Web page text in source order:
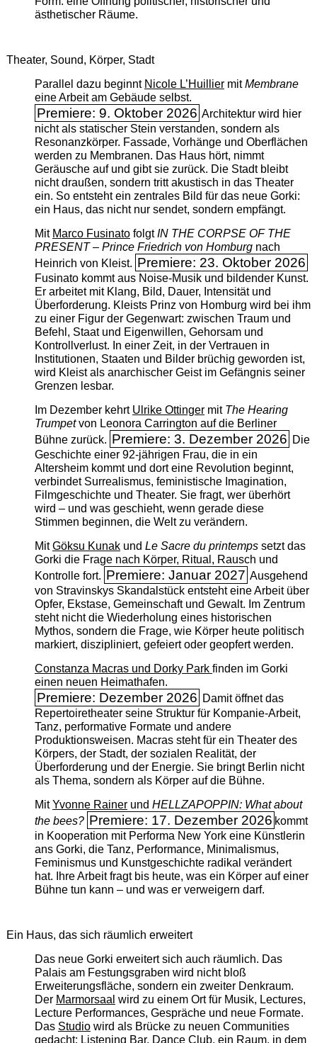
ästhetischer Räume.
Theater, Sound, Körper, Stadt
Parallel dazu beginnt Nicole L’Huilliermit ­Membrane
eine Arbeit am Gebäude selbst.
Premiere: 9. Oktober 2026 Architektur wird hier
nicht als statischer Stein verstanden, sondern als
Resonanzkörper. Fassade, Vorhänge und Oberflächen
werden zu Membranen. Das Haus hört, nimmt
Geräusche auf und gibt sie zurück. Die Stadt bleibt
nicht draußen, sondern tritt akustisch in das Theater
ein. So entsteht ein zentrales Bild für das neue Gorki:
ein Haus, das nicht nur sendet, sondern empfängt.
Mit Marco FusinatofolgtIN THE CORPSE OF THE
PRESENT – Prince Friedrich von Homburgnach
Heinrich von Kleist. Premiere: 23. Oktober 2026
Fusinato kommt aus Noise-Musik und bildender Kunst.
Er arbeitet mit Klang, Bild, Dauer, Intensität und
Überforderung. Kleists Prinz von Homburg wird bei ihm
zu einer Figur der Gegenwart: zwischen Traum und
Befehl, Staat und Eigenwillen, Gehorsam und
Kontrollverlust. In einer Zeit, in der Vertrauen in
Institutionen, Staaten und Bilder brüchig geworden ist,
wird Kleist als anarchischer Geist im Gefängnis seiner
Grenzen lesbar.
Im Dezember kehrt Ulrike Ottingermit The ­Hearing
Trumpetvon Leonora Carrington auf die Berliner
Bühne zurück. Premiere: 3. Dezember 2026 Die
Geschichte einer 92-jährigen Frau, die in ein
Altersheim kommt und dort eine Revolution beginnt,
verbindet Surrealismus, feministische Imagination,
Filmgeschichte und Theater. Sie fragt, wer überhört
wird – und was geschieht, wenn gerade diese
Stimmen beginnen, die Welt zu verändern.
MitGöksu Kunakund Le Sacre du printempssetzt das
Gorki die Frage nach Körper, Ritual, Rausch und
Kontrolle fort. Premiere: Januar 2027 Ausgehend
von Stravinskys Skandalstück entsteht eine Arbeit über
Opfer, Ekstase, Gemeinschaft und Gewalt. Im Zentrum
steht nicht die Wiederholung eines historischen
Mythos, sondern die Frage, wie Körper heute politisch
markiert, diszipliniert, gefeiert oder geopfert werden.
Constanza Macras und Dorky Park finden im Gorki
einen neuen Heimathafen.
Premiere: Dezember 2026 Damit öffnet das
Repertoiretheater seine Struktur für Kompanie-Arbeit,
Tanz, performative Formate und andere
Produktionsweisen. Macras steht für ein Theater des
Körpers, der Stadt, der sozialen Realität, der
Überforderung und der Energie. Sie bringt Berlin nicht
als Thema, sondern als Körper auf die Bühne.
MitYvonne Rainerund HELLZAPOPPIN: What about
the bees? Premiere: 17. Dezember 2026 kommt
in Kooperation mit Performa New York eine Künstlerin
ans Gorki, die Tanz, Performance, Minimalismus,
Feminismus und Kunstgeschichte radikal verändert
hat. Ihre Arbeit fragt bis heute, was ein Körper auf einer
Bühne tun kann – und was er verweigern darf.
Ein Haus, das sich räumlich erweitert
Das neue Gorki erweitert sich auch räumlich. Das
Palais am Festungsgraben wird nicht bloß
Erweiterungsfläche, sondern ein zweiter Denkraum.
Der Marmorsaal wird zu einem Ort für Musik, Lectures,
Lecture Performances, Gespräche und neue Formate.
Das Studiowird als Brücke zu neuen Communities
gedacht: Listening Bar, Dance Club, ein Raum, in dem